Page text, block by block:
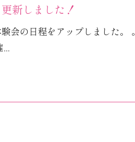
新しました！
会の日程をアップしました。